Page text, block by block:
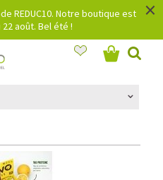
REDUC10. Notre boutique est
août. Bel été !
×